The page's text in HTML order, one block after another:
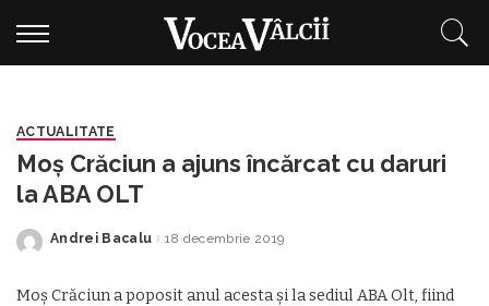
ACTUALITATE
Moș Crăciun a ajuns încărcat cu daruri
la ABA OLT
Posted
Andrei Bacalu 18 decembrie 2019
Moș Crăciun a poposit anul acesta și la sediul ABA Olt, fiind